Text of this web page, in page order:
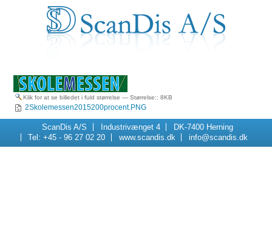
Klik for at se billedet i fuld størrelse —Størrelse:: 8KB
Navigation
2Skolemessen2015200procent.PNG
ScanDis A/S Industrivænget 4
DK-7400 Herning
Tel: +45 - 96 27 02 20
www.scandis.dk info@scandis.dk